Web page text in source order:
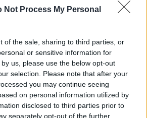
Not Process My Personal
of the sale, sharing to third parties, or
or sensitive information for
us, please use the below opt-out
selection. Please note that after your
you may continue seeing
on personal information utilized by
disclosed to third parties prior to
separately opt-out of the further
κέντρου, στο
το κλαμπ.
το ενδεχόμενο η κοινή
τσιγάρων να συνέβαλε
καθώς δύο κορίτσια,
βρέθηκαν στο κλαμπ και
μεταξύ τους,